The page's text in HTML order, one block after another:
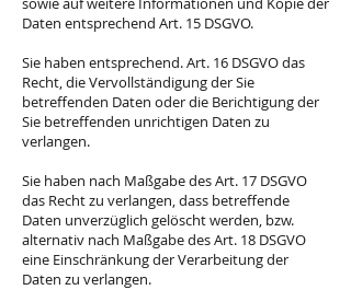
Daten entsprechend Art. 15 DSGVO.
Sie haben entsprechend. Art. 16 DSGVO das
Recht, die Vervollständigung der Sie
betreffenden Daten oder die Berichtigung der
Sie betreffenden unrichtigen Daten zu
verlangen.
Sie haben nach Maßgabe des Art. 17 DSGVO
das Recht zu verlangen, dass betreffende
Daten unverzüglich gelöscht werden, bzw.
alternativ nach Maßgabe des Art. 18 DSGVO
eine Einschränkung der Verarbeitung der
Daten zu verlangen.